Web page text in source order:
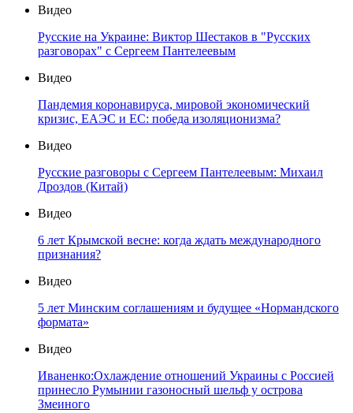
Видео
Русские на Украине: Виктор Шестаков в "Русских
разговорах" с Сергеем Пантелеевым
Видео
Пандемия коронавируса, мировой экономический
кризис, ЕАЭС и ЕС: победа изоляционизма?
Видео
Русские разговоры с Сергеем Пантелеевым: Михаил
Дроздов (Китай)
Видео
6 лет Крымской весне: когда ждать международного
признания?
Видео
5 лет Минским соглашениям и будущее «Нормандского
формата»
Видео
Иваненко:Охлаждение отношений Украины с Россией
принесло Румынии газоносный шельф у острова
Змеиного